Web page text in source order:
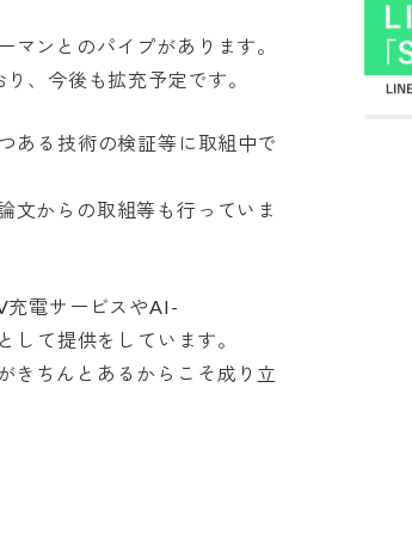
ンとのパイプがあります。
、今後も拡充予定です。
ある技術の検証等に取組中で
文からの取組等も行っていま
充電サービスやAI-
して提供をしています。
きちんとあるからこそ成り立